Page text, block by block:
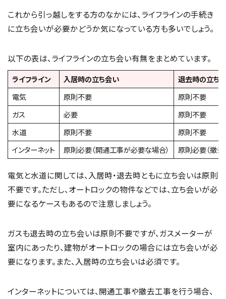
これから引っ越しをする方のなかには、ライフラインの手続き
に立ち会いが必要かどうか気になっている方も多いでしょう。
以下の表は、ライフラインの立ち会い有無をまとめています。
ライフライン 入居時の立ち会い
退去時の立ち
電気
原則不要
原則不要
ガス
必要
原則不要
水道
原則不要
原則不要
インターネット
原則必要（開通工事が必要な場合） 原則必要（撤
電気と水道に関しては、入居時・退去時ともに立ち会いは原則
不要です。ただし、オートロックの物件などでは、立ち会いが必
要になるケースもあるので注意しましょう。
ガスも退去時の立ち会いは原則不要ですが、ガスメーターが
室内にあったり、建物がオートロックの場合には立ち会いが必
要になります。また、入居時の立ち会いは必須です。
インターネットについては、開通工事や撤去工事を行う場合、